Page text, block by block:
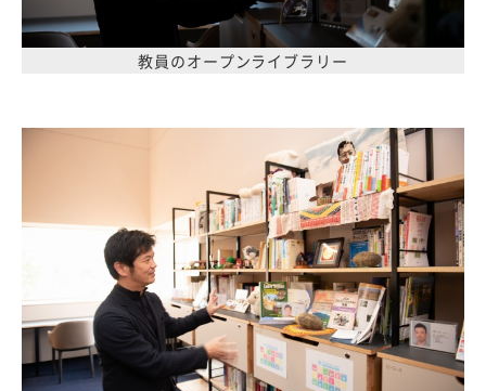
教員のオープンライブラリー